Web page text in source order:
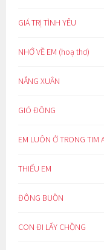
GIÁ TRỊ TÌNH YÊU
NHỚ VỀ EM (hoạ thơ)
NẮNG XUÂN
GIÓ ĐÔNG
EM LUÔN Ở TRONG TIM
THIẾU EM
ĐÔNG BUỒN
CON ĐI LẤY CHỒNG